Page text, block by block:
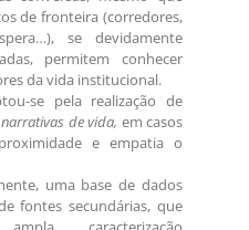
de fronteira (corredores,
se devidamente
permitem conhecer
da vida institucional.
se pela realização de
narrativas de vida, em casos
e empatia o
uma base de dados
fontes secundárias, que